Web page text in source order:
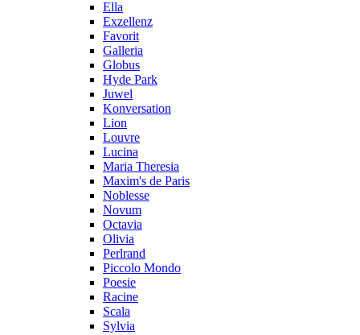
Ella
Exzellenz
Favorit
Galleria
Globus
Hyde Park
Juwel
Konversation
Lion
Louvre
Lucina
Maria Theresia
Maxim's de Paris
Noblesse
Novum
Octavia
Olivia
Perlrand
Piccolo Mondo
Poesie
Racine
Scala
Sylvia